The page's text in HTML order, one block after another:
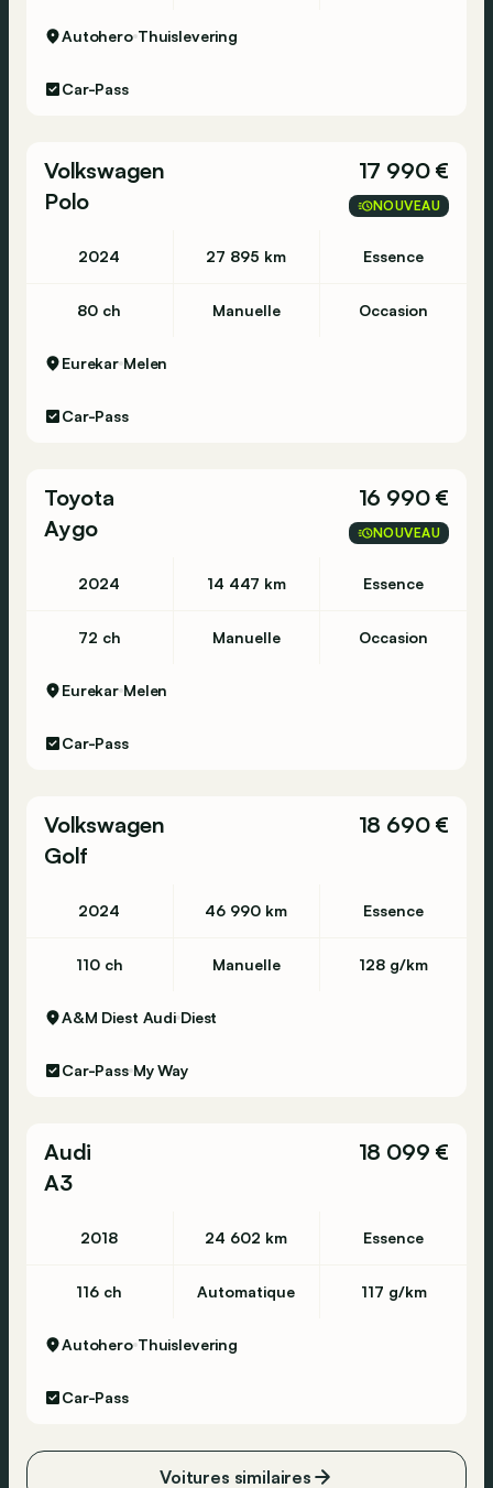
Autohero Thuislevering
Car-Pass
Volkswagen
Polo
17 990 €
NOUVEAU
2024 27 895 km Essence
80 ch Manuelle Occasion
Eurekar Melen
Car-Pass
Toyota
Aygo
16 990 €
NOUVEAU
2024 14 447 km Essence
72 ch Manuelle Occasion
Eurekar Melen
Car-Pass
Volkswagen
Golf
18 690 €
2024 46 990 km Essence
110 ch Manuelle 128 g/km
A&M Diest Audi Diest
Car-Pass My Way
Audi
A3
18 099 €
2018 24 602 km Essence
116 ch Automatique 117 g/km
Autohero Thuislevering
Car-Pass
Voitures similaires